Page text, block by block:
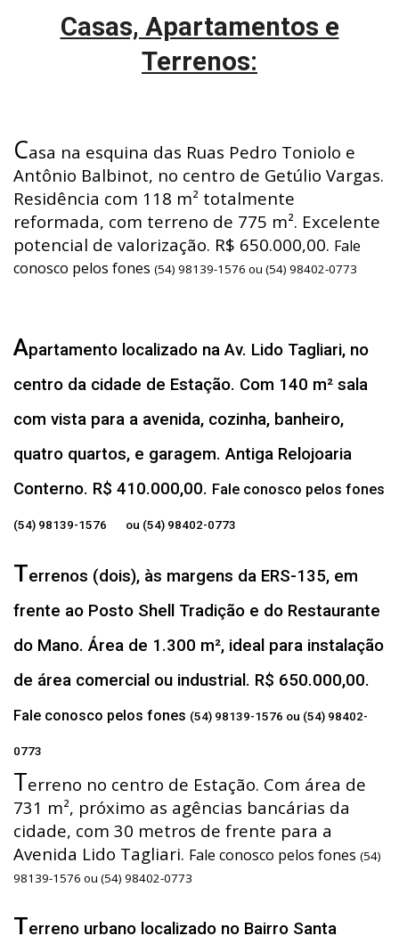
Casas, Apartamentos e
Terrenos:
Casa na esquina das Ruas Pedro Toniolo e
Antônio Balbinot, no centro de Getúlio Vargas.
Residência com 118 m² totalmente
reformada, com terreno de 775 m². Excelente
potencial de valorização. R$ 650.000,00. Fale
conosco pelos fones (54) 98139-1576 ou (54) 98402-0773
Apartamento localizado na Av. Lido Tagliari, no
centro da cidade de Estação. Com 140 m² sala
com vista para a avenida, cozinha, banheiro,
quatro quartos, e garagem. Antiga Relojoaria
Conterno. R$ 410.000,00. Fale conosco pelos fones
(54) 98139-1576 ou (54) 98402-0773
Terrenos (dois), às margens da ERS-135, em
frente ao Posto Shell Tradição e do Restaurante
do Mano. Área de 1.300 m², ideal para instalação
de área comercial ou industrial. R$ 650.000,00.
Fale conosco pelos fones (54) 98139-1576 ou (54) 98402-
0773
Terreno no centro de Estação. Com área de
731 m², próximo as agências bancárias da
cidade, com 30 metros de frente para a
Avenida Lido Tagliari. Fale conosco pelos fones (54)
98139-1576 ou (54) 98402-0773
Terreno urbano localizado no Bairro Santa